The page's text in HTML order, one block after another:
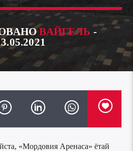
ВАЙГЕЛЬ -
«Мордовия Аренаса» ётай